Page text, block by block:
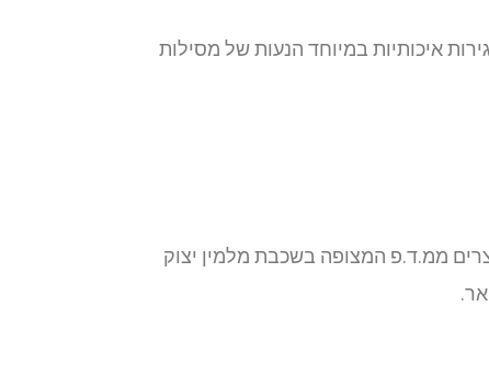
איכותיות במיוחד הנעות של מסילות
ממ.ד.פ המצופה בשכבת מלמין יצוק